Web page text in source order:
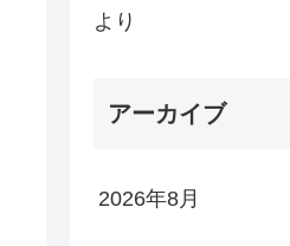
より
アーカイブ
2026年8月